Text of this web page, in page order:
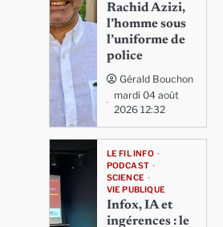
Rachid Azizi,
l’homme sous
l’uniforme de
police
Gérald Bouchon
mardi 04 août
2026 12:32
LE FIL INFO
PODCAST
SCIENCE
VIE PUBLIQUE
Infox, IA et
ingérences : le